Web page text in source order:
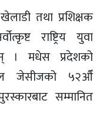
तथा प्रशिक्षक
राष्ट्रिय युवा
। मधेस प्रदेशको
जेसीजको ५२औँ
सम्मानित